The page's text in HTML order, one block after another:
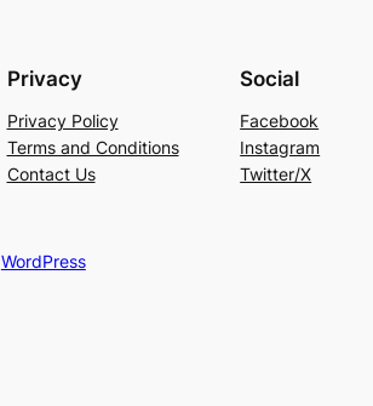
Privacy
Privacy Policy
Terms and Conditions
Contact Us
Social
Facebook
Instagram
Twitter/X
WordPress